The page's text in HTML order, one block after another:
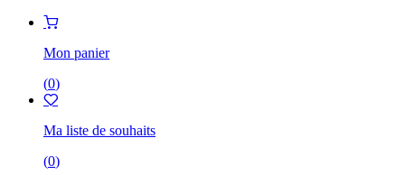
Mon panier
(0)
Ma liste de souhaits
(0)